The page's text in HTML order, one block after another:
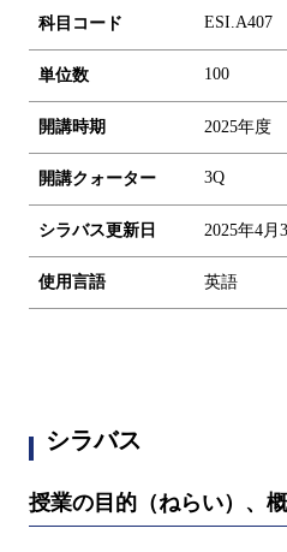
科目コード ESI.A407
単位数 100
開講時期 2025年度
開講クォーター 3Q
シラバス更新日 2025年4月
使用言語 英語
シラバス
授業の目的（ねらい）、